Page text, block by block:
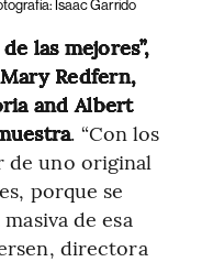
Isaac Garrido
las mejores”,
Redfern,
and Albert
. “Con los
de uno original
porque se
de esa
directora